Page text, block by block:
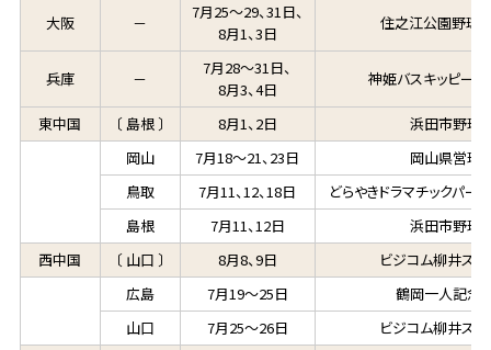
大阪 －
7月25～29、31日、
8月1、3日
住之江公園野球
兵庫 －
7月28～31日、
8月3、4日
神姫バスキッピース
東中国 〔 島根 〕 8月1、2日
浜田市野球
岡山
7月18～21、23日
岡山県営球
鳥取
7月11、12、18日
どらやきドラマチックパ
島根
7月11、12日
浜田市野球
西中国
〔 山口 〕 8月8、9日
ビジコム柳井スタ
広島
7月19～25日
鶴岡一人記念
山口
7月25～26日
ビジコム柳井スタ